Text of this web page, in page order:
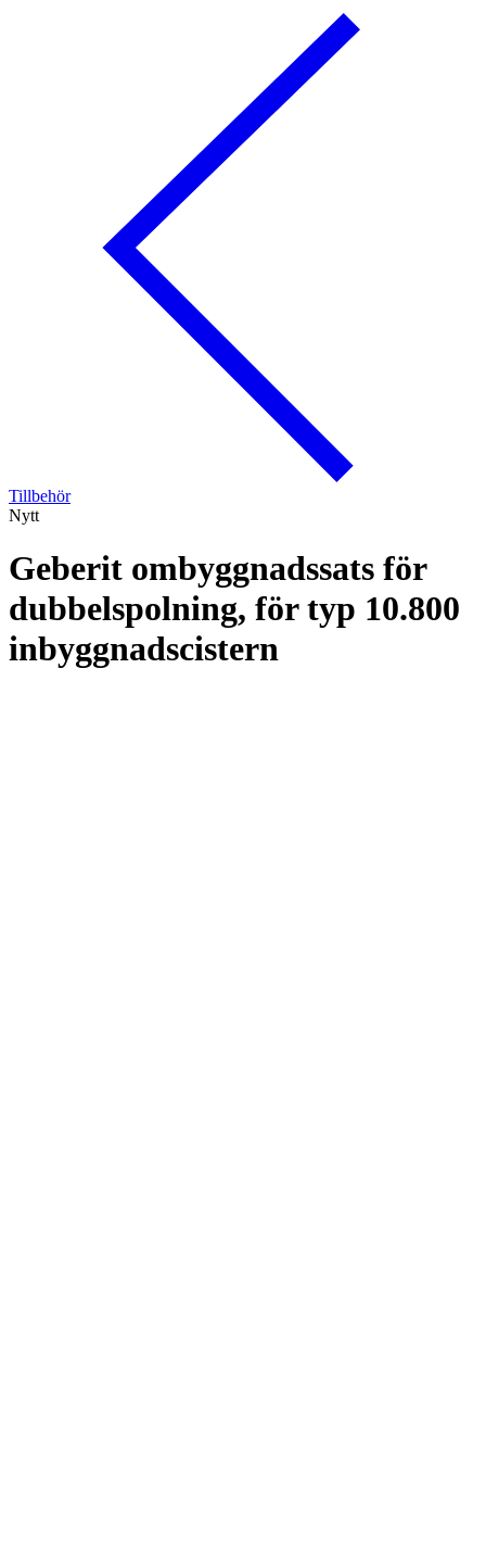
Tillbehör
Nytt
Geberit ombyggnadssats för
dubbelspolning, för typ 10.800
inbyggnadscistern